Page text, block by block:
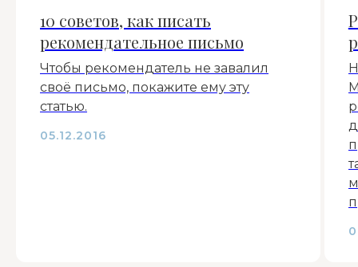
10 советов, как писать
рекомендательное письмо
Чтобы рекомендатель не завалил
своё письмо, покажите ему эту
статью.
05.12.2016